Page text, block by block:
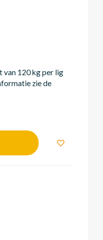
van 120 kg per lig
zie de